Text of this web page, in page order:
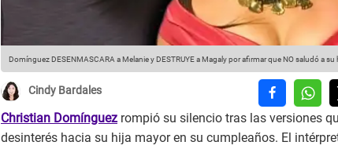
Domínguez DESENMASCARA a Melanie y DESTRUYE a Magaly por afirmar que NO saludó a su
Cindy Bardales
Christian Domínguez rompió su silencio tras las versiones
desinterés hacia su hija mayor en su cumpleaños. El